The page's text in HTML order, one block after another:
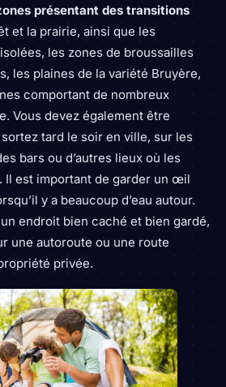
présentant des transitions
et la prairie, ainsi que les
les zones de broussailles
les plaines de la variété Bruyère,
comportant de nombreux
Vous devez également être
tard le soir en ville, sur les
bars ou d’autres lieux où les
Il est important de garder un œil
y a beaucoup d’eau autour.
endroit bien caché et bien gardé,
une autoroute ou une route
privée.